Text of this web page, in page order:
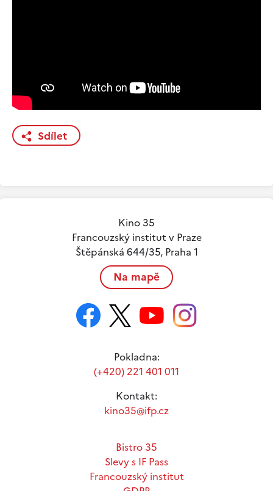
Sdílet
Kino 35
Francouzský institut v Praze
Štěpánská 644/35, Praha 1
Na mapě
Pokladna:
(+420) 221 401 011
Kontakt:
kino35@ifp.cz
Bistro 35
Slevy s IF Pass
Francouzský institut